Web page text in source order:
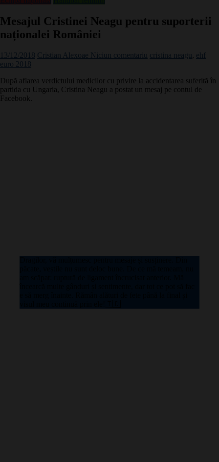
Mesajul Cristinei Neagu pentru suporterii
naționalei României
13/12/2018 Cristian Alexoae Niciun comentariu cristina neagu, ehf
euro 2018
După aflarea verdictului medicilor cu privire la accidentarea suferită în
partida cu Ungaria, Cristina Neagu a postat un mesaj pe contul de
Facebook.